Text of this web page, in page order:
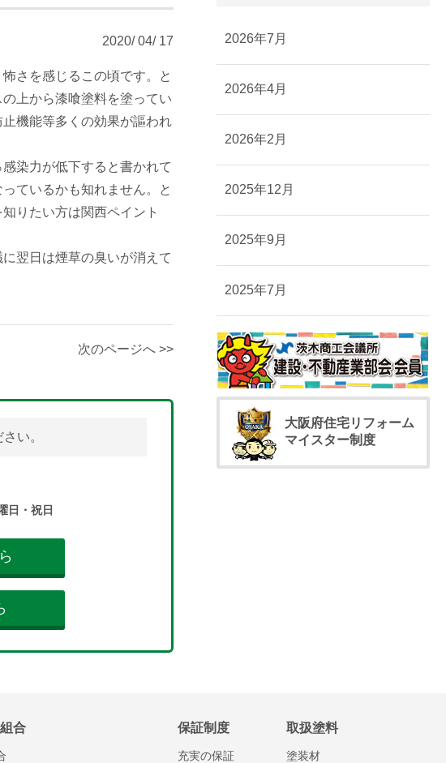
2020/ 04/ 17
さを感じるこの頃です。と
上から漆喰塗料を塗ってい
機能等多くの効果が謳われ
染力が低下すると書かれて
ているかも知れません。と
りたい方は関西ペイント
翌日は煙草の臭いが消えて
次のページへ >>
い。
日・祝日
2026年7月
2026年4月
2026年2月
2025年12月
2025年9月
2025年7月
大阪府住宅リフォーム
マイスター制度
合 保証制度
充実の保証
取扱塗料
塗装材